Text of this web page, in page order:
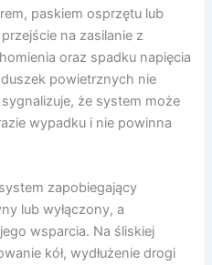
paskiem osprzętu lub
na zasilanie z
oraz spadku napięcia
powietrznych nie
że system może
wypadku i nie powinna
zapobiegający
lub wyłączony, a
wsparcia. Na śliskiej
kół, wydłużenie drogi